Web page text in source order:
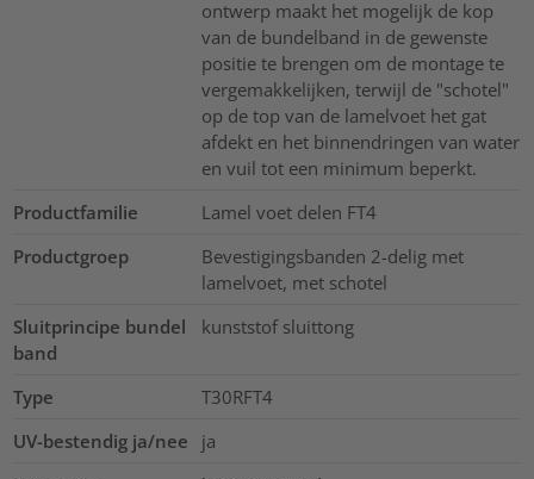
ontwerp maakt het mogelijk de kop
van de bundelband in de gewenste
positie te brengen om de montage te
vergemakkelijken, terwijl de "schotel"
op de top van de lamelvoet het gat
afdekt en het binnendringen van water
en vuil tot een minimum beperkt.
Productfamilie
Lamel voet delen FT4
Productgroep
Bevestigingsbanden 2-delig met
lamelvoet, met schotel
Sluitprincipe bundel
band
kunststof sluittong
Type
T30RFT4
UV-bestendig ja/nee
ja